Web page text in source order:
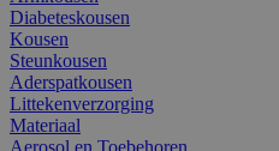
Diabeteskousen
Kousen
Steunkousen
Aderspatkousen
Littekenverzorging
Materiaal
Aerosol en Toebehoren